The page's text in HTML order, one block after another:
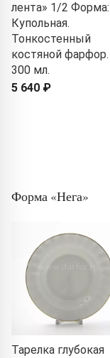
лента» 1/2 Форма:
Купольная.
Тонкостенный
костяной фарфор.
300 мл.
5 640 ₽
Форма «Нега»
Тарелка глубокая